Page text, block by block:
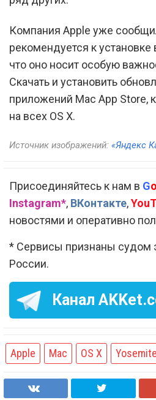
Компания Apple уже
рекомендуется к
что оно носит особую
Скачать и установить
приложений Mac App Store,
на всех OS X.
Источник изображений: «Яндекс
Присоединяйтесь к нам в Go
Instagram*, ВКонтакте,
новостями и оперативно
* Сервисы признаны судом
России.
Канал
Apple Mac OS X Yosemite